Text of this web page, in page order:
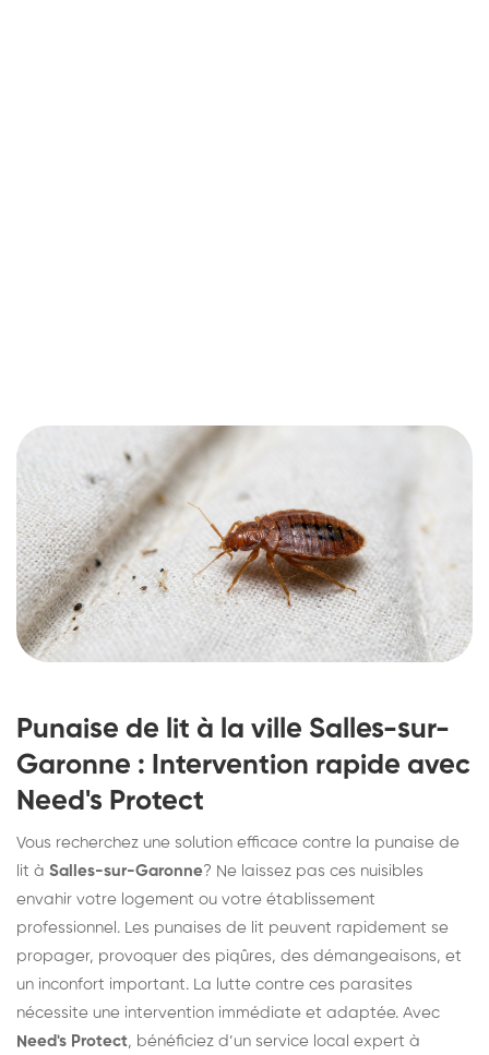
Punaise de lit à la ville Salles-sur-
Garonne : Intervention rapide avec
Need's Protect
Vous recherchez une solution efficace contre la punaise de
lit à Salles-sur-Garonne? Ne laissez pas ces nuisibles
envahir votre logement ou votre établissement
professionnel. Les punaises de lit peuvent rapidement se
propager, provoquer des piqûres, des démangeaisons, et
un inconfort important. La lutte contre ces parasites
nécessite une intervention immédiate et adaptée. Avec
Need's Protect, bénéficiez d’un service local expert à